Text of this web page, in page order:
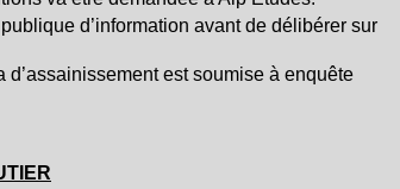
d’information avant de délibérer sur
d’assainissement est soumise à enquête